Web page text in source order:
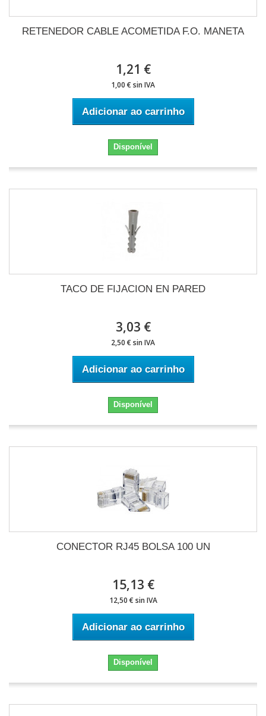
RETENEDOR CABLE ACOMETIDA F.O. MANETA
1,21 €
1,00 € sin IVA
Adicionar ao carrinho
Disponível
TACO DE FIJACION EN PARED
3,03 €
2,50 € sin IVA
Adicionar ao carrinho
Disponível
CONECTOR RJ45 BOLSA 100 UN
15,13 €
12,50 € sin IVA
Adicionar ao carrinho
Disponível